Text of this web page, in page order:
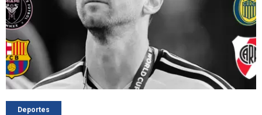
Deportes